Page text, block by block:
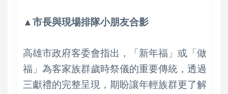
▲市長與現場排隊小朋友合影
高雄市政府客委會指出，「新年福」或「做
福」為客家族群歲時祭儀的重要傳統，透過
三獻禮的完整呈現，期盼讓年輕族群更了解